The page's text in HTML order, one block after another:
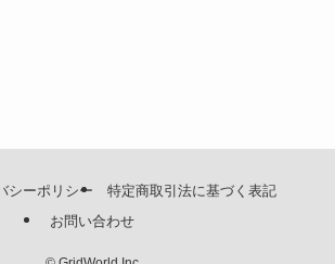
シーポリシー
特定商取引法に基づく表記
お問い合わせ